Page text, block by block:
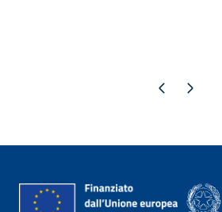
Pagina precedente
Pagina successiva